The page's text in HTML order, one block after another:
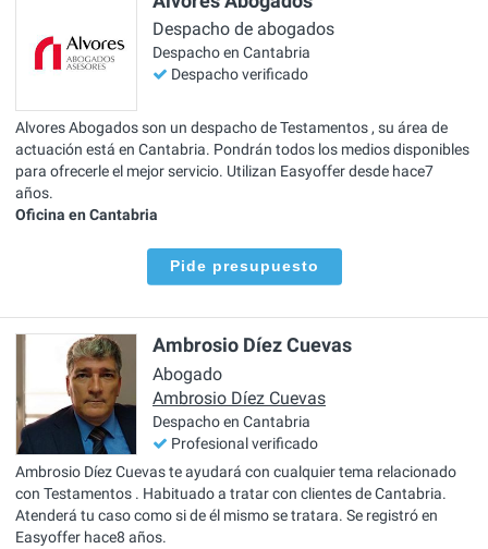
Despacho de abogados
Despacho en Cantabria
Despacho verificado
Alvores Abogados son un despacho de Testamentos , su área de
actuación está en Cantabria. Pondrán todos los medios disponibles
para ofrecerle el mejor servicio. Utilizan Easyoffer desde hace7
años.
Oficina en Cantabria
Pide presupuesto
Ambrosio Díez Cuevas
Abogado
Ambrosio Díez Cuevas
Despacho en Cantabria
Profesional verificado
Ambrosio Díez Cuevas te ayudará con cualquier tema relacionado
con Testamentos . Habituado a tratar con clientes de Cantabria.
Atenderá tu caso como si de él mismo se tratara. Se registró en
Easyoffer hace8 años.